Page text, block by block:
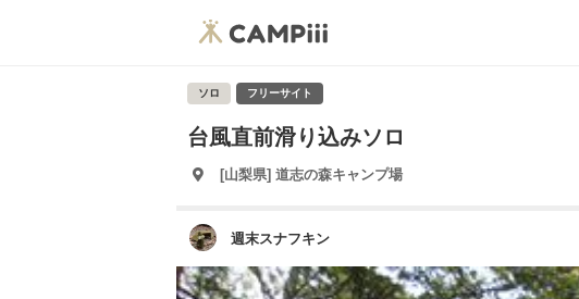
ソロ フリーサイト
台風直前滑り込みソロ
[山梨県] 道志の森キャンプ場
週末スナフキン